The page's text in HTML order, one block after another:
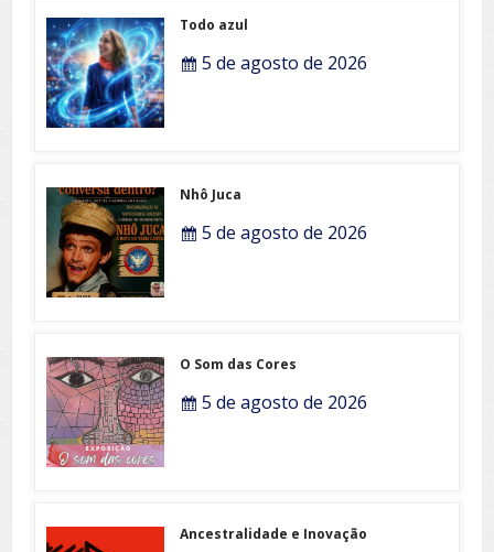
Todo azul
5 de agosto de 2026
Nhô Juca
5 de agosto de 2026
O Som das Cores
5 de agosto de 2026
Ancestralidade e Inovação